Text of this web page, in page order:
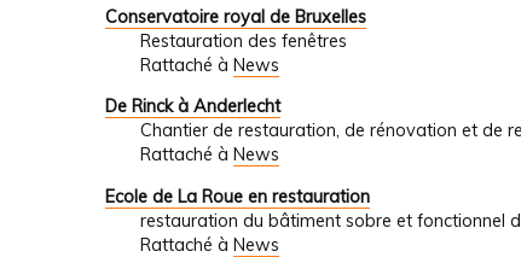
Conservatoire royal de Bruxelles
Restauration des fenêtres
Rattaché à News
De Rinck à Anderlecht
Chantier de restauration, de rénovation et de
Rattaché à News
Ecole de La Roue en restauration
restauration du bâtiment sobre et fonctionnel
Rattaché à News